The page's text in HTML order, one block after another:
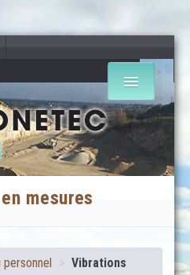
>>
mesures
DU PERSONNEL
> Vibrations